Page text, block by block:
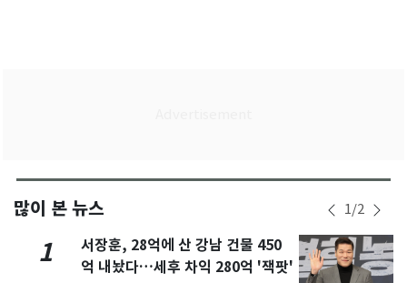
많이 본 뉴스 1/2
1
서장훈, 28억에 산 강남 건물 450
억 내놨다…세후 차익 280억 '잭팟'